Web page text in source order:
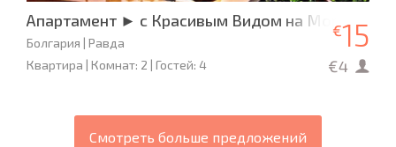
Апартамент ► с Красивым Видом на Море
Болгария | Равда
Квартира | Комнат: 2 | Гостей: 4
€15
€4
Смотреть больше предложений